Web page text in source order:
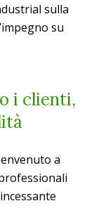
sulla
su
i clienti,
a